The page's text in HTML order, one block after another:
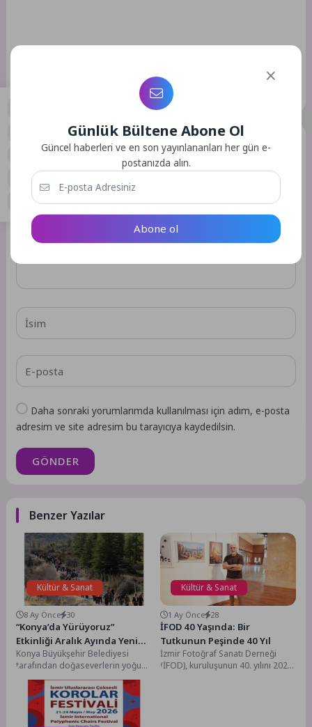
Bu yazıya ait etiket bulunamadı.
Bir Yorum Yazın
E-posta adresiniz yayınlanmayacak.
işaretlenmişlerdir
Daha sonraki yorumlarımda kullanılması için adım, e-posta
adresim ve site adresim bu tarayıcıya kaydedilsin.
GÖNDER
Benzer Yazılar
Kültür & Sanat
8 Ay Önce 30
“Konya’da Yürüyoruz”
Etkinliği Aralık Ayında Yeni
Rotalarla Devam Ediyor
Konya Büyükşehir Belediyesi
tarafından doğaseverlerin yoğun
ilgisiyle sürdürülen “Konya’da
Yürüyoruz” etkinliği, 2025 yılının
son ayında...
Kültür & Sanat
1 Ay Önce 28
İFOD 40 Yaşında: Bir
Tutkunun Peşinde 40 Yıl
İzmir Fotoğraf Sanatı Derneği
(İFOD), kuruluşunun 40. yılını 2026
Günlük Bültene Abone Ol
Güncel haberleri ve en son yayınlananları her gün e-
postanızda alın.
Abone ol